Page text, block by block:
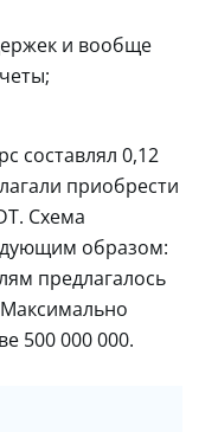
и вообще
составлял 0,12
приобрести
Схема
образом:
предлагалось
500 000 000.